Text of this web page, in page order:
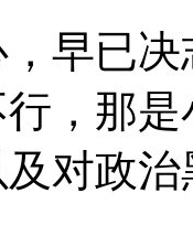
早已
，那
对政